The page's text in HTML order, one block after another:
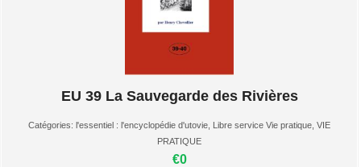
EU 39 La Sauvegarde des Rivières
Catégories: l'essentiel : l'encyclopédie d'utovie Libre service Vie pratique VIE
PRATIQUE
€0